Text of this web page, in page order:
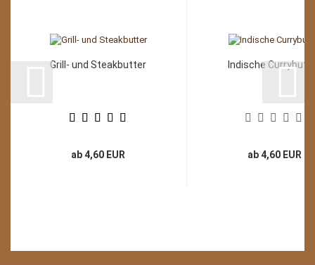
Grill- und Steakbutter
ab 4,60 EUR
Indische
ab 4,60 EUR